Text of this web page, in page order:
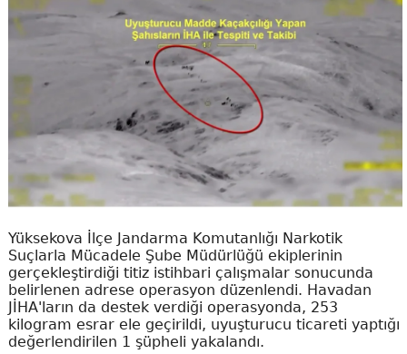
Yüksekova İlçe Jandarma Komutanlığı Narkotik
Suçlarla Mücadele Şube Müdürlüğü ekiplerinin
gerçekleştirdiği titiz istihbari çalışmalar sonucunda
belirlenen adrese operasyon düzenlendi. Havadan
JİHA'ların da destek verdiği operasyonda, 253
kilogram esrar ele geçirildi, uyuşturucu ticareti yaptığı
değerlendirilen 1 şüpheli yakalandı.